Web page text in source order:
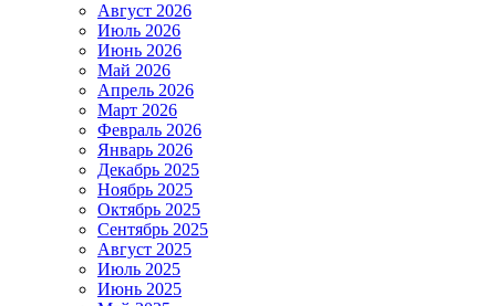
Август 2026
Июль 2026
Июнь 2026
Май 2026
Апрель 2026
Март 2026
Февраль 2026
Январь 2026
Декабрь 2025
Ноябрь 2025
Октябрь 2025
Сентябрь 2025
Август 2025
Июль 2025
Июнь 2025